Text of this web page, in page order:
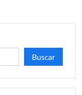
Buscar